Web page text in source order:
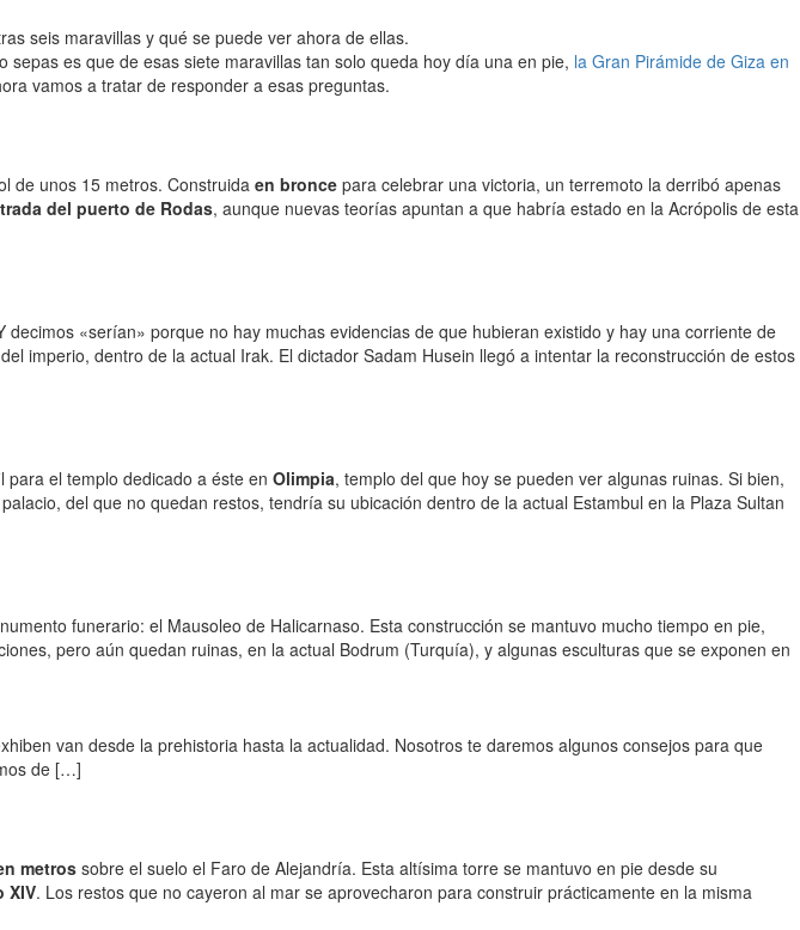
seis maravillas y qué se puede ver ahora de ellas.
sepas es que de esas siete maravillas tan solo queda hoy día una en pie, la Gran Pirámide de Giza en
vamos a tratar de responder a esas preguntas.
de unos 15 metros. Construida en bronce para celebrar una victoria, un terremoto la derribó apenas
del puerto de Rodas, aunque nuevas teorías apuntan a que habría estado en la Acrópolis de esta
«serían» porque no hay muchas evidencias de que hubieran existido y hay una corriente de
imperio, dentro de la actual Irak. El dictador Sadam Husein llegó a intentar la reconstrucción de estos
para el templo dedicado a éste en Olimpia, templo del que hoy se pueden ver algunas ruinas. Si bien,
del que no quedan restos, tendría su ubicación dentro de la actual Estambul en la Plaza Sultan
funerario: el Mausoleo de Halicarnaso. Esta construcción se mantuvo mucho tiempo en pie,
pero aún quedan ruinas, en la actual Bodrum (Turquía), y algunas esculturas que se exponen en
van desde la prehistoria hasta la actualidad. Nosotros te daremos algunos consejos para que
de […]
metros sobre el suelo el Faro de Alejandría. Esta altísima torre se mantuvo en pie desde su
XIV. Los restos que no cayeron al mar se aprovecharon para construir prácticamente en la misma